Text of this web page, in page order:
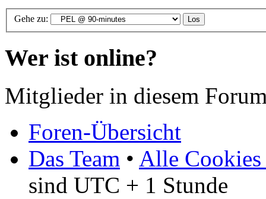
Gehe zu:
Wer ist online?
Mitglieder in diesem
Foren-Übersicht
Das Team • Alle Cookies
sind UTC + 1 Stunde